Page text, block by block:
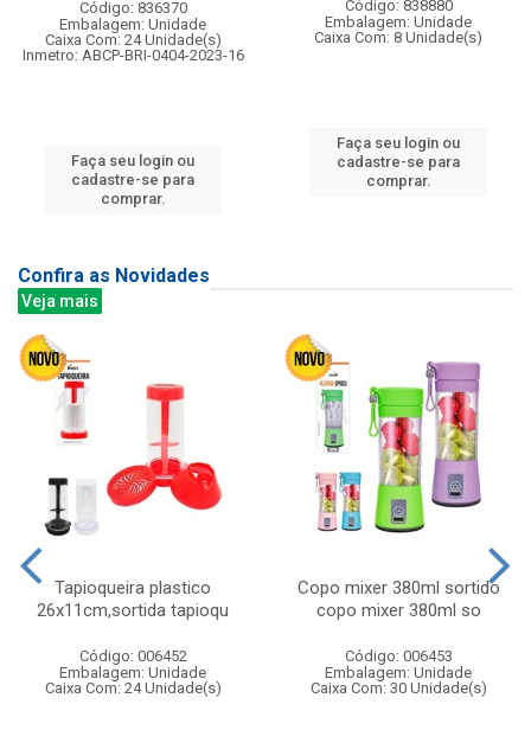
Código: 836370
Embalagem: Unidade
Caixa Com: 24 Unidade(s)
Inmetro: ABCP-BRI-0404-2023-16
Faça seu login ou
cadastre-se para
comprar.
Código: 838880
Embalagem: Unidade
Caixa Com: 8 Unidade(s)
Faça seu login ou
cadastre-se para
comprar.
Confira as Novidades
Veja mais
Tapioqueira plastico
26x11cm,sortida tapioqu
Código: 006452
Embalagem: Unidade
Caixa Com: 24 Unidade(s)
Copo mixer 380ml sortido
copo mixer 380ml so
Código: 006453
Embalagem: Unidade
Caixa Com: 30 Unidade(s)